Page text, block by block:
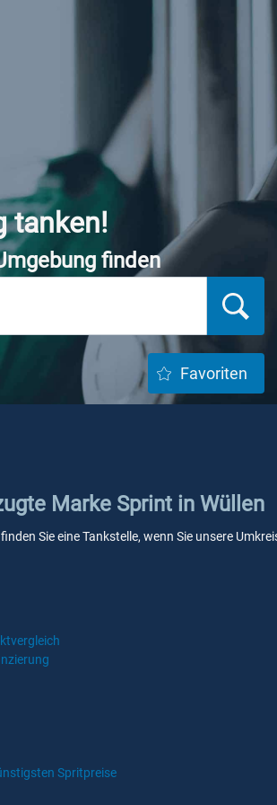
tanken!
finden
Favoriten
Marke Sprint in Wüllen
Sie eine Tankstelle, wenn Sie unsere
Spritpreise